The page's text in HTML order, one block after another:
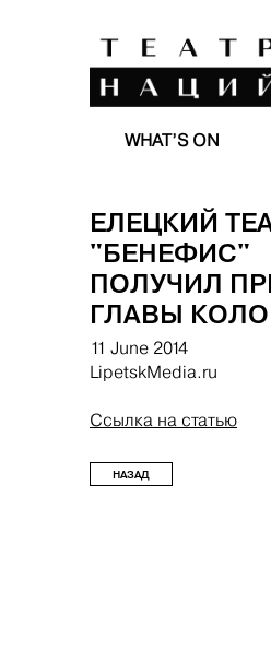
WHAT’S ON
ЕЛЕЦКИЙ
"БЕНЕФИС"
ПОЛУЧИЛ
ГЛАВЫ
11 June 2014
LipetskMedia.ru
Ссылка на статью
НАЗАД